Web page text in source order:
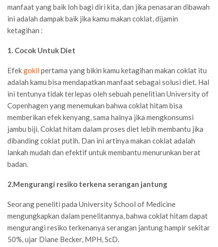
manfaat yang baik loh bagi diri kita, dan jika penasaran dibawah
ini adalah dampak baik jika kamu makan coklat, dijamin
ketagihan :
1. Cocok Untuk Diet
Efekgokil pertama yang bikin kamu ketagihan makan coklat itu
adalah kamu bisa mendapatkan manfaat sebagai solusi diet. Hal
ini tentunya tidak terlepas oleh sebuah penelitian University of
Copenhagen yang menemukan bahwa coklat hitam bisa
memberikan efek kenyang, sama halnya jika mengkonsumsi
jambu biji. Coklat hitam dalam proses diet lebih membantu jika
dibanding coklat putih. Dan ini artinya makan coklat adalah
lankah mudah dan efektif untuk membantu menurunkan berat
badan.
2.Mengurangi resiko terkena serangan jantung
Seorang peneliti pada University School of Medicine
mengungkapkan dalam penelitannya, bahwa coklat hitam dapat
mengurangi resiko terkenanya serangan jantung hampir sekitar
50%, ujar Diane Becker, MPH, ScD.